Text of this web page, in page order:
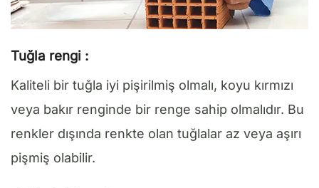
Tuğla rengi :
Kaliteli bir tuğla iyi pişirilmiş olmalı, koyu kırmızı
veya bakır renginde bir renge sahip olmalıdır. Bu
renkler dışında renkte olan tuğlalar az veya aşırı
pişmiş olabilir.